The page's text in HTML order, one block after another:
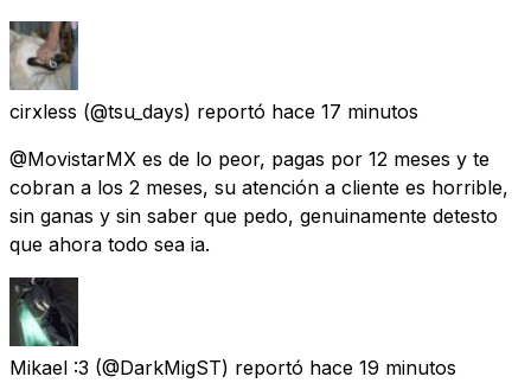
cirxless (@tsu_days) reportó hace 17 minutos
@MovistarMX es de lo peor, pagas por 12 meses y te
cobran a los 2 meses, su atención a cliente es horrible,
sin ganas y sin saber que pedo, genuinamente detesto
que ahora todo sea ia.
Mikael :3 (@DarkMigST) reportó hace 19 minutos